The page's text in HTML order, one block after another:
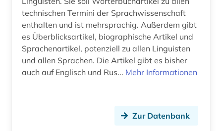
librettist (1)
linguistik (6)
literaturwissenschaft (36)
technischen Termini der Sprachwissenschaft
enthalten und ist mehrsprachig. Außerdem gibt
es Überblicksartikel, biographische Artikel und
Sprachenartikel, potenziell zu allen Linguisten
und allen Sprachen. Die Artikel gibt es bisher
auch auf Englisch und Rus... Mehr Informationen
Zur Datenbank